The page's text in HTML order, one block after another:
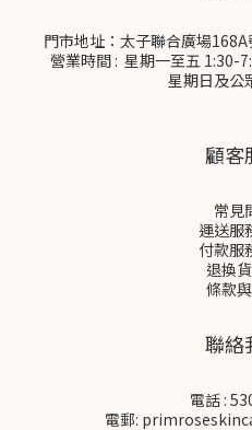
門市地址：太子聯合廣場
營業時間 : 星期一至五 1:30-
星期日及公
顧客
常見
運送服
付款服
退換
條款
聯絡
電話 :
電郵: